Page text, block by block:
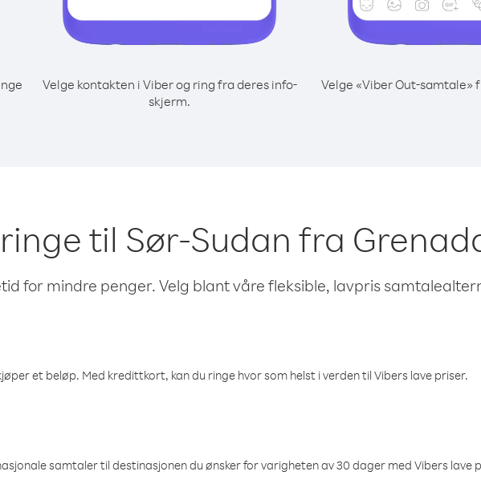
Velge kontakten i Viber og ring fra deres info-
skjerm.
Velge «Viber Out-samtale»
til Sør-Sudan fra
for mindre penger. Velg blant våre fleksible, lavpris
et beløp. Med kredittkort, kan du ringe hvor som helst i verden til Vibers lave priser.
samtaler til destinasjonen du ønsker for varigheten av 30 dager med Vibers lave